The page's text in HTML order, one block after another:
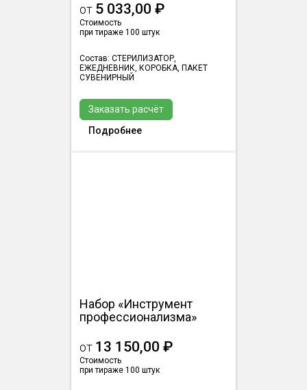
от 5 033,00 ₽
Стоимость
при тираже 100 штук
Состав: СТЕРИЛИЗАТОР,
ЕЖЕДНЕВНИК, КОРОБКА, ПАКЕТ
СУВЕНИРНЫЙ
Заказать расчёт
Подробнее
Набор «Инструмент
профессионализма»
от 13 150,00 ₽
Стоимость
при тираже 100 штук